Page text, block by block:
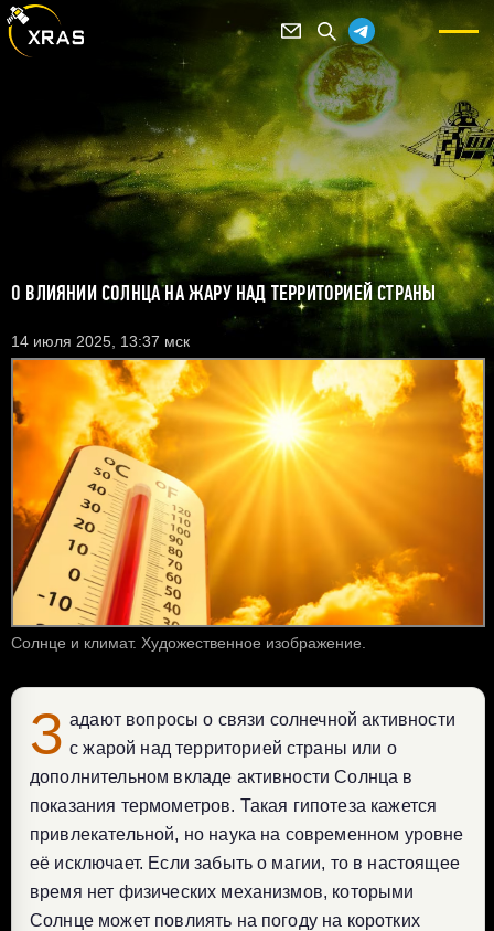
О ВЛИЯНИИ СОЛНЦА НА ЖАРУ НАД ТЕРРИТОРИЕЙ СТРАНЫ
14 июля 2025, 13:37 мск
Солнце и климат. Художественное изображение.
З адают вопросы о связи солнечной активности
с жарой над территорией страны или о
дополнительном вкладе активности Солнца в
показания термометров. Такая гипотеза кажется
привлекательной, но наука на современном уровне
её исключает. Если забыть о магии, то в настоящее
время нет физических механизмов, которыми
Солнце может повлиять на погоду на коротких